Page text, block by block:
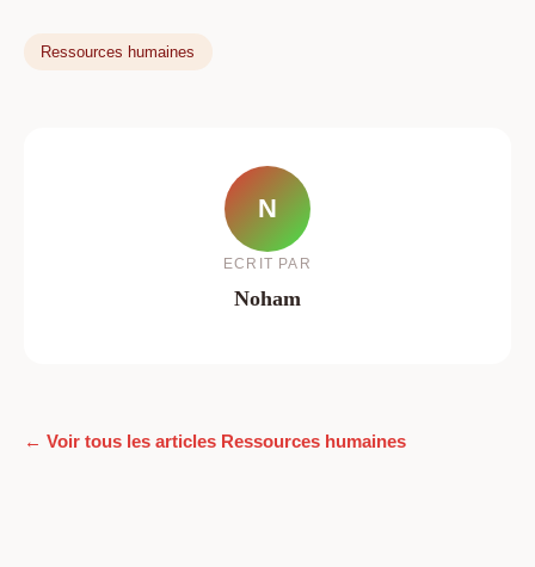
Ressources humaines
N
ECRIT PAR
Noham
← Voir tous les articles Ressources humaines